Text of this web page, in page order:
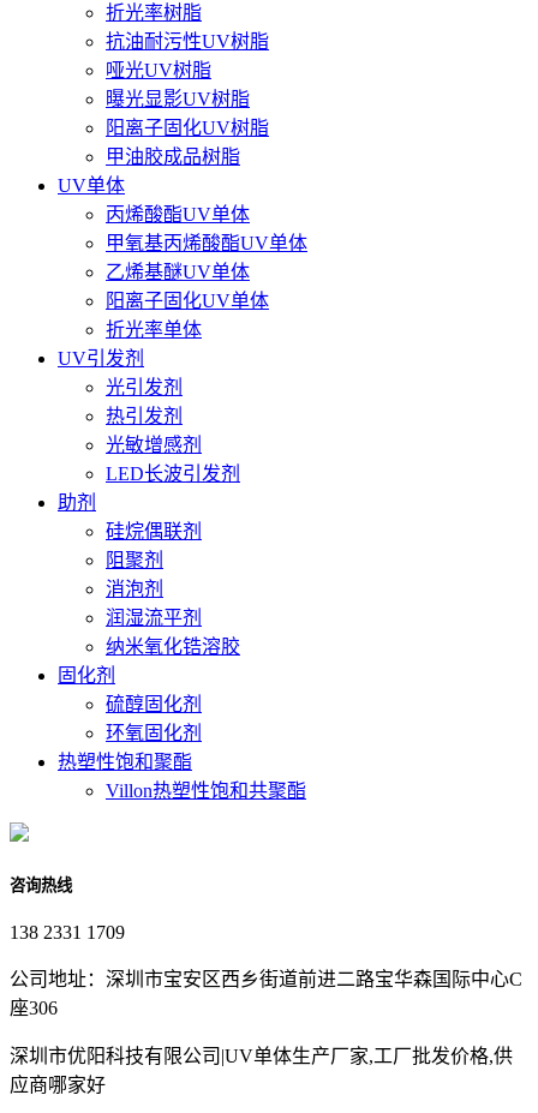
折光率树脂
抗油耐污性UV树脂
哑光UV树脂
曝光显影UV树脂
阳离子固化UV树脂
甲油胶成品树脂
UV单体
丙烯酸酯UV单体
甲氧基丙烯酸酯UV单体
乙烯基醚UV单体
阳离子固化UV单体
折光率单体
UV引发剂
光引发剂
热引发剂
光敏增感剂
LED长波引发剂
助剂
硅烷偶联剂
阻聚剂
消泡剂
润湿流平剂
纳米氧化锆溶胶
固化剂
硫醇固化剂
环氧固化剂
热塑性饱和聚酯
Villon热塑性饱和共聚酯
咨询热线
138 2331 1709
公司地址：深圳市宝安区西乡街道前进二路宝华森国际中心C
座306
深圳市优阳科技有限公司|UV单体生产厂家,工厂批发价格,供
应商哪家好